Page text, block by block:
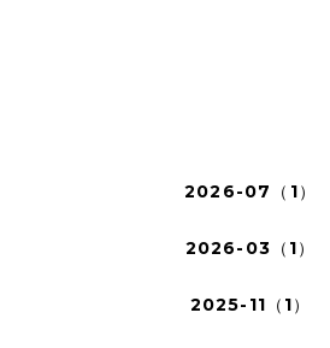
2026-07（1）
2026-03（1）
2025-11（1）